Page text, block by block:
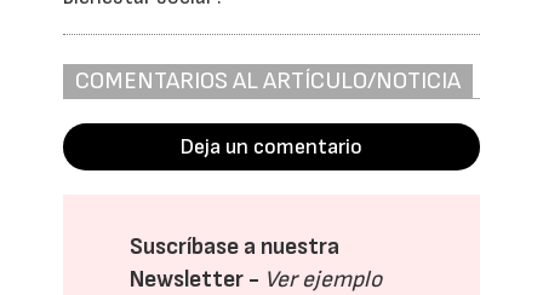
COMENTARIOS AL ARTÍCULO/NOTICIA
Deja un comentario
Suscríbase a nuestra
Newsletter - Ver ejemplo